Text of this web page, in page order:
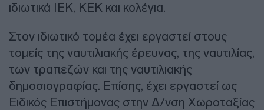
ιδιωτικά ΙΕΚ, ΚΕΚ και κολέγια.
Στον ιδιωτικό τομέα έχει εργαστεί στους
τομείς της ναυτιλιακής έρευνας, της ναυτιλίας,
των τραπεζών και της ναυτιλιακής
δημοσιογραφίας. Επίσης, έχει εργαστεί ως
Ειδικός Επιστήμονας στην Δ/νση Χωροταξίας